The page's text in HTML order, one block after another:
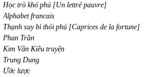
Học trò khó phú [Un lettré pauvre]
Alphabet francais
Thạnh suy bỉ thói phú [Caprices de la fortune]
Phan Trần
Kim Vân Kiều truyện
Trung Dung
Ước lược